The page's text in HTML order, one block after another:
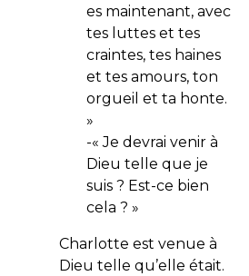
es maintenant, avec
tes luttes et tes
craintes, tes haines
et tes amours, ton
orgueil et ta honte.
»
-« Je devrai venir à
Dieu telle que je
suis ? Est-ce bien
cela ? »
Charlotte est venue à
Dieu telle qu’elle était.